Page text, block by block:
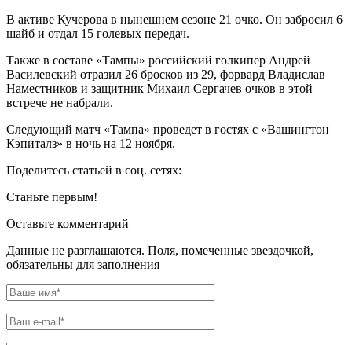
В активе Кучерова в нынешнем сезоне 21 очко. Он забросил 6
шайб и отдал 15 голевых передач.
Также в составе «Тампы» российский голкипер Андрей
Василевский отразил 26 бросков из 29, форвард Владислав
Наместников и защитник Михаил Сергачев очков в этой
встрече не набрали.
Следующий матч «Тампа» проведет в гостях с «Вашингтон
Кэпиталз» в ночь на 12 ноября.
Поделитесь статьей в соц. сетях:
Станьте первым!
Оставьте комментарий
Данные не разглашаются. Поля, помеченные звездочкой,
обязательны для заполнения